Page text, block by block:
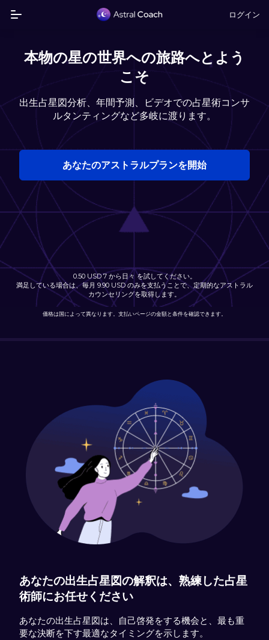
ログイン
本物の星の世界への旅路へとよう
こそ
出生占星図分析、年間予測、ビデオでの占星術コンサ
ルタンティングなど多岐に渡ります。
あなたのアストラルプランを開始
0.50 USD 7 から日々 を試してください。
満足している場合は、毎月 9.90 USD のみを支払うことで、定期的なアストラル
カウンセリングを取得します。
価格は国によって異なります。支払いページの金額と条件を確認できます。
あなたの出生占星図の解釈は、熟練した占星
術師にお任せください
あなたの出生占星図は、自己啓発をする機会と、最も重
要な決断を下す最適なタイミングを示します。